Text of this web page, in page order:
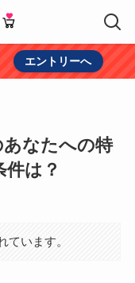
エントリーへ
あなたへの特
は？
ています。